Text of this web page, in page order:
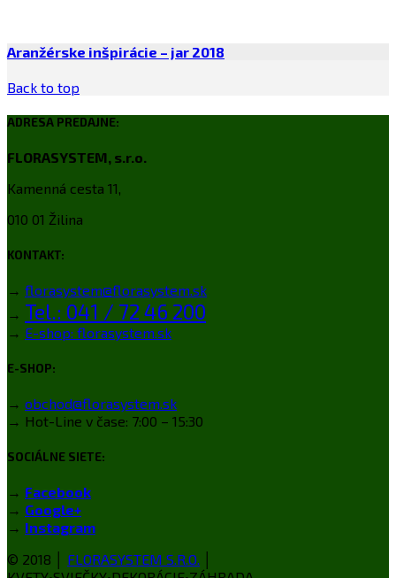
Aranžérske inšpirácie – jar 2018
Back to top
ADRESA PREDAJNE:
FLORASYSTEM, s.r.o.
Kamenná cesta 11,
010 01 Žilina
KONTAKT:
→ florasystem@florasystem.sk
→ Tel.: 041 / 72 46 200
→ E-shop: florasystem.sk
E-SHOP:
→ obchod@florasystem.sk
→ Hot-Line v čase: 7:00 – 15:30
SOCIÁLNE SIETE:
→ Facebook
→ Google+
→ Instagram
© 2018 │ FLORASYSTEM S.R.O.